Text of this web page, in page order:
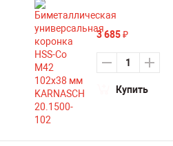
3 685 ₽
Купить